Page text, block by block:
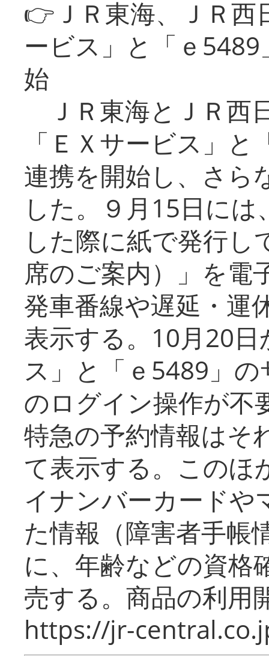
👉ＪＲ東海、ＪＲ
ービス」と「ｅ
始
ＪＲ東海とＪＲ西
「ＥＸサービス」
連携を開始し、さら
した。９月15日に
した際に紙で発行し
席のご案内）」を電
発車番線や遅延・運
表示する。10月20
ス」と「ｅ5489」
のログイン操作が不
特急の予約情報はそ
て表示する。このほ
イナンバーカードや
た情報（障害者手帳
に、年齢などの資格
売する。商品の利用
https://jr-